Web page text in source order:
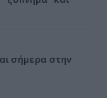
σήμερα στην